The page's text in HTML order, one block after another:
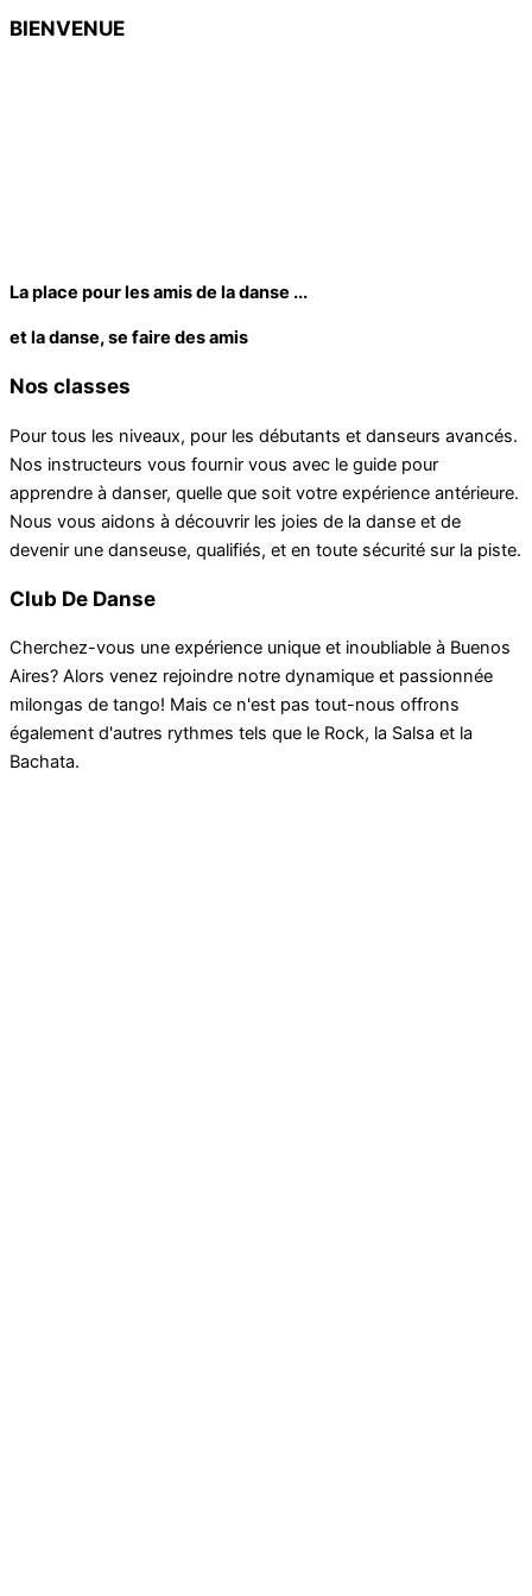
BIENVENUE
La place pour les amis de la danse ...
et la danse, se faire des amis
Nos classes
Pour tous les niveaux, pour les débutants et danseurs avancés.
Nos instructeurs vous fournir vous avec le guide pour
apprendre à danser, quelle que soit votre expérience antérieure.
Nous vous aidons à découvrir les joies de la danse et de
devenir une danseuse, qualifiés, et en toute sécurité sur la piste.
Club De Danse
Cherchez-vous une expérience unique et inoubliable à Buenos
Aires? Alors venez rejoindre notre dynamique et passionnée
milongas de tango! Mais ce n'est pas tout-nous offrons
également d'autres rythmes tels que le Rock, la Salsa et la
Bachata.